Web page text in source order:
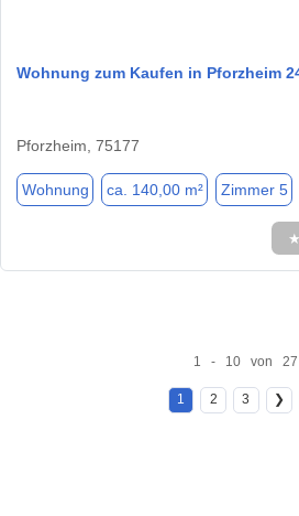
Wohnung zum Kaufen in Pforzheim
Pforzheim, 75177
Wohnung ca. 140,00 m² Zimmer 5
★
1 - 10 von 27
1 2 3 ❯